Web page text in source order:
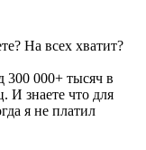
На всех хватит?
300 000+ тысяч в
И знаете что для
я не платил